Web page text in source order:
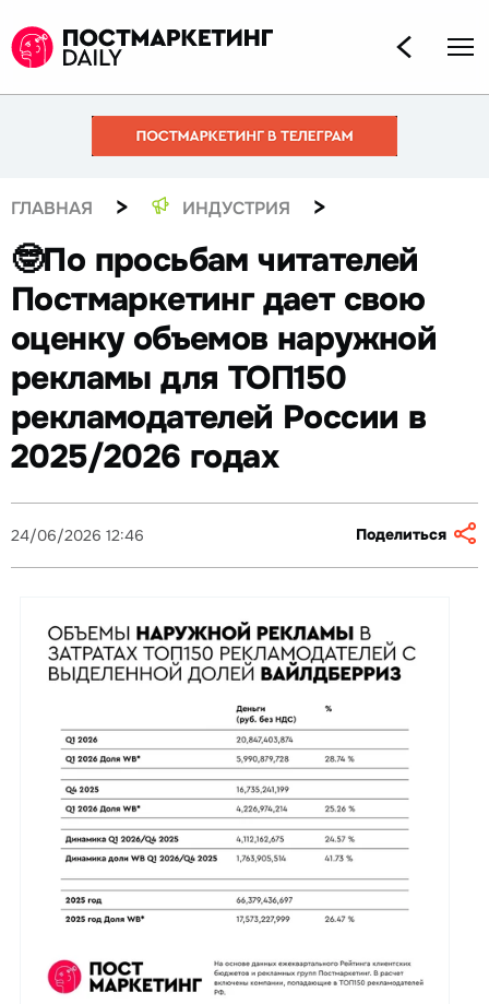
ГЛАВНАЯ > ИНДУСТРИЯ >
🤓По просьбам читателей
Постмаркетинг дает свою
оценку объемов наружной
рекламы для ТОП150
рекламодателей России в
2025/2026 годах
24/06/2026 12:46 Поделиться